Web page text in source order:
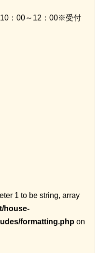
：00～12：00※受付
1 to be string, array
house-
formatting.php on